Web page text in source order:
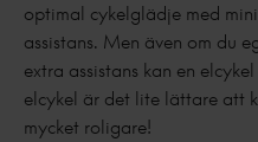
optimal cykelglädje med
assistans. Men även om du
extra assistans kan en
elcykel är det lite lättare att
mycket roligare!